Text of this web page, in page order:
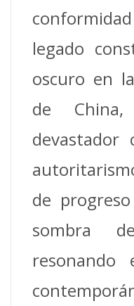
legado
oscuro en
de
devastador
de
sombra
resonando